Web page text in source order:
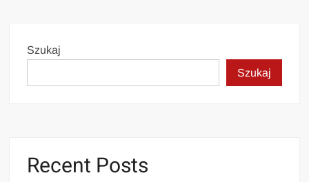
Szukaj
Szukaj
Recent Posts